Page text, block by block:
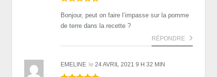
Bonjour, peut on faire l’impasse sur la pomme
de terre dans la recette ?
RÉPONDRE
EMELINE le 24 AVRIL 2021 9 H 32 MIN